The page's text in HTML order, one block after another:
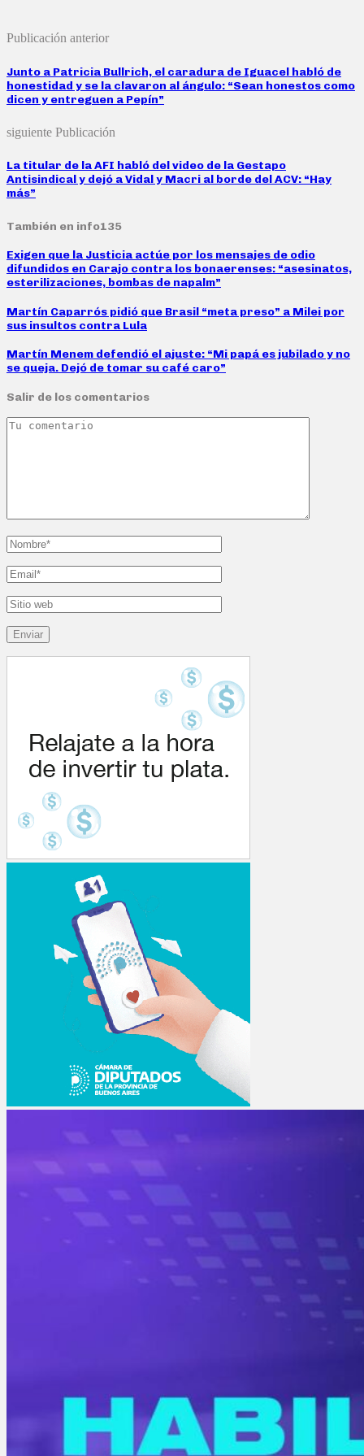
Publicación anterior
Junto a Patricia Bullrich, el caradura de Iguacel habló de
honestidad y se la clavaron al ángulo: “Sean honestos como
dicen y entreguen a Pepín”
siguiente Publicación
La titular de la AFI habló del video de la Gestapo
Antisindical y dejó a Vidal y Macri al borde del ACV: “Hay
más”
También en info135
Exigen que la Justicia actúe por los mensajes de odio
difundidos en Carajo contra los bonaerenses: “asesinatos,
esterilizaciones, bombas de napalm”
Martín Caparrós pidió que Brasil “meta preso” a Milei por
sus insultos contra Lula
Martín Menem defendió el ajuste: “Mi papá es jubilado y no
se queja. Dejó de tomar su café caro”
Salir de los comentarios